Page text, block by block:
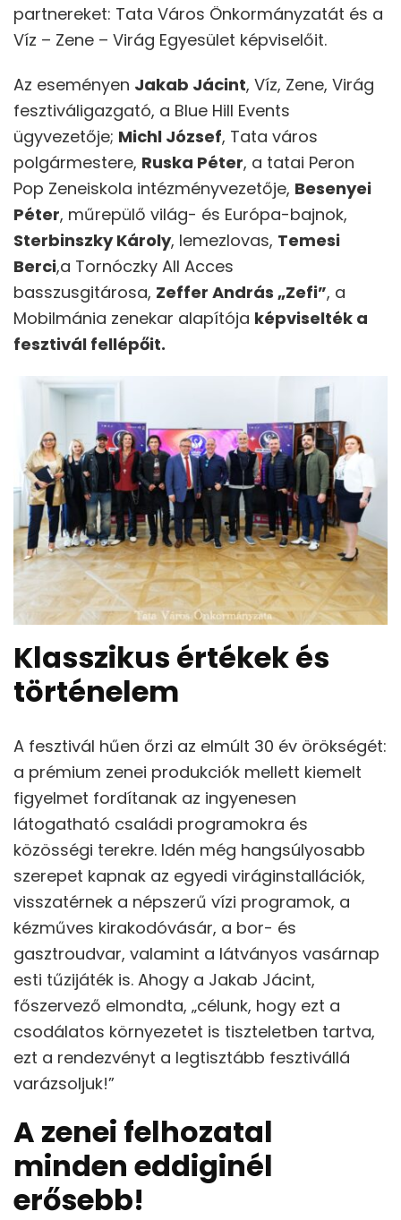
partnereket: Tata Város Önkormányzatát és a
Víz – Zene – Virág Egyesület képviselőit.
Az eseményen Jakab Jácint, Víz, Zene, Virág
fesztiváligazgató, a Blue Hill Events
ügyvezetője; Michl József, Tata város
polgármestere, Ruska Péter, a tatai Peron
Pop Zeneiskola intézményvezetője, Besenyei
Péter, műrepülő világ- és Európa-bajnok,
Sterbinszky Károly, lemezlovas, Temesi
Berci,a Tornóczky All Acces
basszusgitárosa, Zeffer András „Zefi”, a
Mobilmánia zenekar alapítója képviselték a
fesztivál fellépőit.
Klasszikus értékek és
történelem
A fesztivál hűen őrzi az elmúlt 30 év örökségét:
a prémium zenei produkciók mellett kiemelt
figyelmet fordítanak az ingyenesen
látogatható családi programokra és
közösségi terekre. Idén még hangsúlyosabb
szerepet kapnak az egyedi viráginstallációk,
visszatérnek a népszerű vízi programok, a
kézműves kirakodóvásár, a bor- és
gasztroudvar, valamint a látványos vasárnap
esti tűzijáték is. Ahogy a Jakab Jácint,
főszervező elmondta, „célunk, hogy ezt a
csodálatos környezetet is tiszteletben tartva,
ezt a rendezvényt a legtisztább fesztivállá
varázsoljuk!”
A zenei felhozatal
minden eddiginél
erősebb!